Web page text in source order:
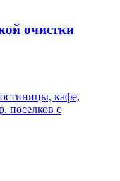
очистки
кафе,
поселков с